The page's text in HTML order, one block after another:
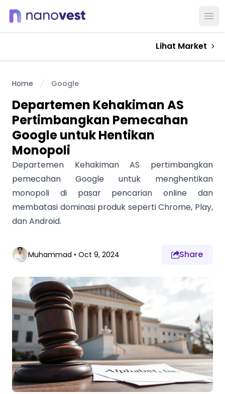
Lihat Market
Home Google
Departemen Kehakiman AS
Pertimbangkan Pemecahan
Google untuk Hentikan
Monopoli
Departemen Kehakiman AS pertimbangkan
pemecahan Google untuk menghentikan
monopoli di pasar pencarian online dan
membatasi dominasi produk seperti Chrome, Play,
dan Android.
Muhammad • Oct 9, 2024 Share